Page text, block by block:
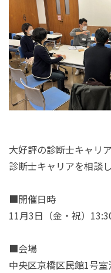
大好評の診断士キャリ
診断士キャリアを相談
■開催日時
11月3日（金・祝）
■会場
中央区京橋区民館1号室